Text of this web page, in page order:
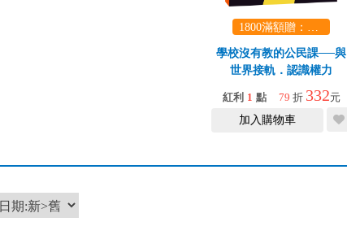
1800滿額贈：口袋玩具一份（隨機出貨） (summer read)
學校沒有教的公民課──與
世界接軌．認識權力
紅利 1 點 79 折 332元
加入購物車